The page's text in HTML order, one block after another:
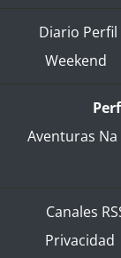
Diario Perfil
Weekend
Aventuras
Canales
Privacidad